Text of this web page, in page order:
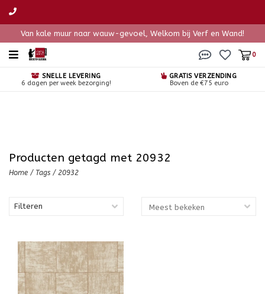
Van kale muur naar wauw-gevoel, Welkom bij Verf en Wand!
0
SNELLE LEVERING
6 dagen per week bezorging!
GRATIS VERZENDING
Boven de €75 euro
Producten getagd met 20932
Home / Tags / 20932
Filteren